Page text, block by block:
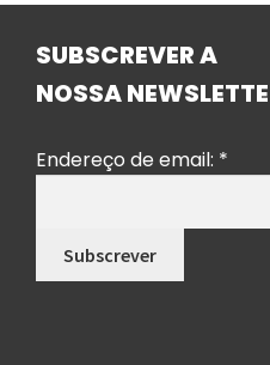
SUBSCREVER A
NOSSA
Endereço de email: *